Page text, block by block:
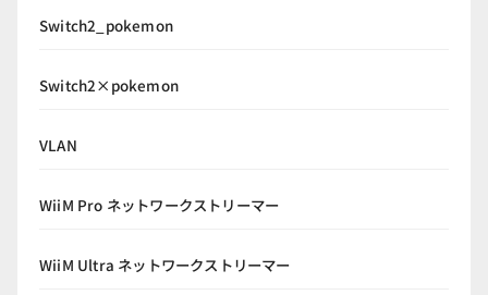
Switch2_pokemon
Switch2×pokemon
VLAN
WiiM Pro ネットワークストリーマー
WiiM Ultra ネットワークストリーマー